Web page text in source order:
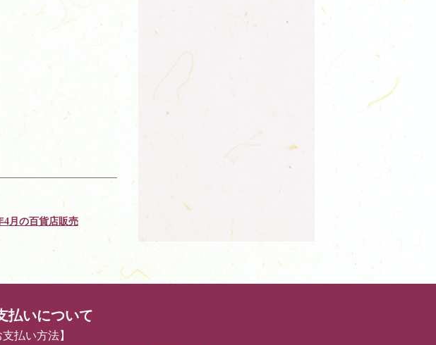
4月の百貨店販売
払いについて
支払い方法】